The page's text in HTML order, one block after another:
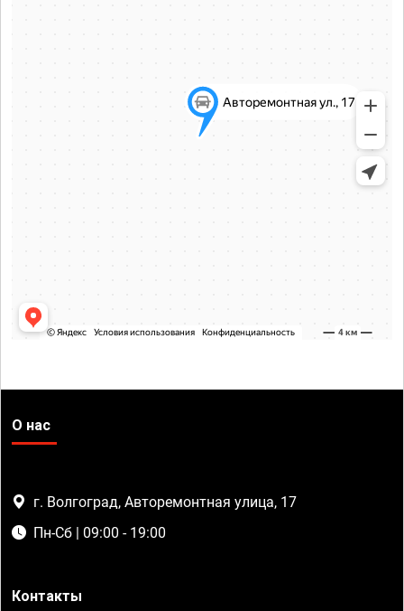
О нас
г. Волгоград, Авторемонтная улица, 17
Пн-Сб | 09:00 - 19:00
Контакты